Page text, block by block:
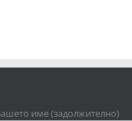
име (задолжително)